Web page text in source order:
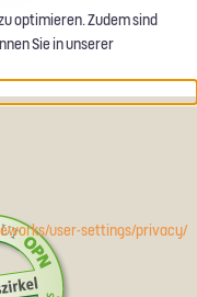
optimieren. Zudem sind
Sie in unserer
user-settings/privacy/